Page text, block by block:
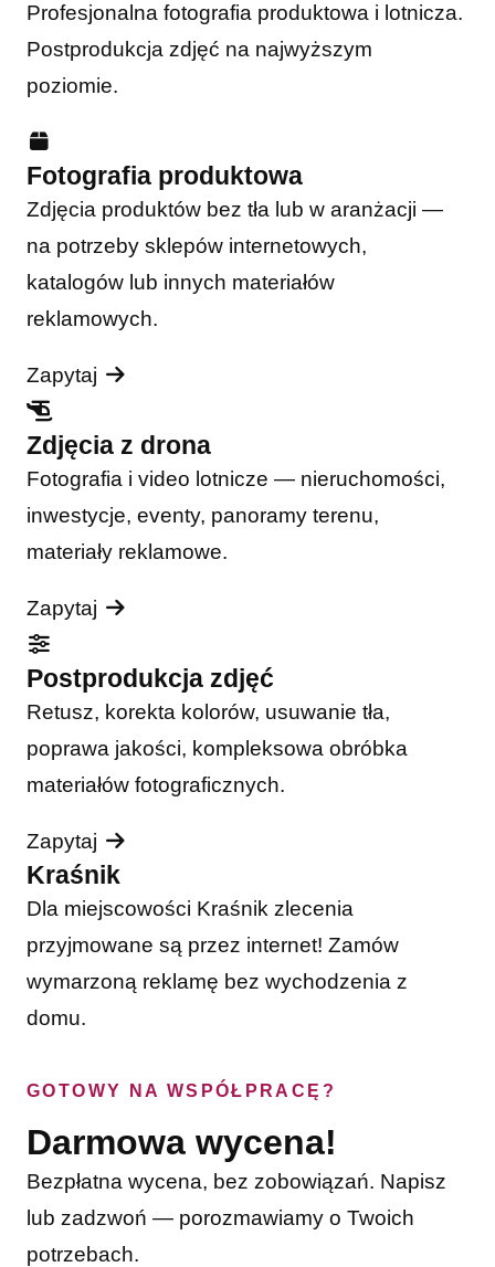
Profesjonalna fotografia produktowa i lotnicza.
Postprodukcja zdjęć na najwyższym
poziomie.
Fotografia produktowa
Zdjęcia produktów bez tła lub w aranżacji —
na potrzeby sklepów internetowych,
katalogów lub innych materiałów
reklamowych.
Zapytaj
Zdjęcia z drona
Fotografia i video lotnicze — nieruchomości,
inwestycje, eventy, panoramy terenu,
materiały reklamowe.
Zapytaj
Postprodukcja zdjęć
Retusz, korekta kolorów, usuwanie tła,
poprawa jakości, kompleksowa obróbka
materiałów fotograficznych.
Zapytaj
Kraśnik
Dla miejscowości Kraśnik zlecenia
przyjmowane są przez internet! Zamów
wymarzoną reklamę bez wychodzenia z
domu.
GOTOWY NA WSPÓŁPRACĘ?
Darmowa wycena!
Bezpłatna wycena, bez zobowiązań. Napisz
lub zadzwoń — porozmawiamy o Twoich
potrzebach.